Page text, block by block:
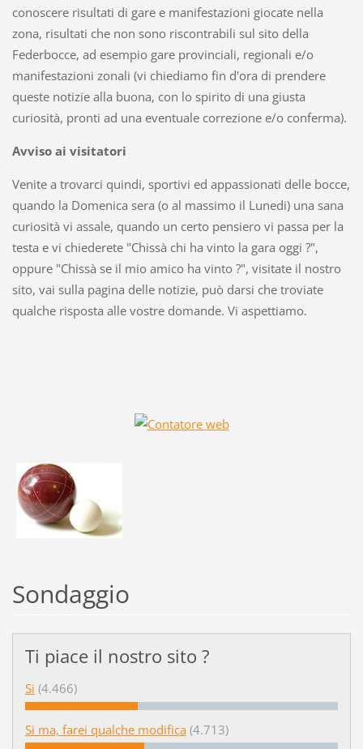
conoscere risultati di gare e manifestazioni giocate nella
zona, risultati che non sono riscontrabili sul sito della
Federbocce, ad esempio gare provinciali, regionali e/o
manifestazioni zonali (vi chiediamo fin d'ora di prendere
queste notizie alla buona, con lo spirito di una giusta
curiosità, pronti ad una eventuale correzione e/o conferma).
Avviso ai visitatori
Venite a trovarci quindi, sportivi ed appassionati delle bocce,
quando la Domenica sera (o al massimo il Lunedi) una sana
curiosità vi assale, quando un certo pensiero vi passa per la
testa e vi chiederete "Chissà chi ha vinto la gara oggi ?",
oppure "Chissà se il mio amico ha vinto ?", visitate il nostro
sito, vai sulla pagina delle notizie, può darsi che troviate
qualche risposta alle vostre domande. Vi aspettiamo.
Sondaggio
Ti piace il nostro sito ?
Si (4.466)
Si ma, farei qualche modifica (4.713)